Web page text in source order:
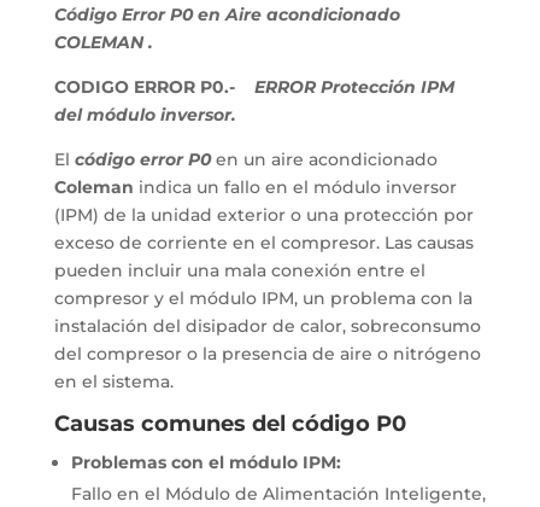
Código Error P0 en Aire acondicionado
COLEMAN .
CODIGO ERROR P0.-
ERROR Protección IPM
del módulo inversor.
El código error P0 en un aire acondicionado
Coleman indica un fallo en el módulo inversor
(IPM) de la unidad exterior o una protección por
exceso de corriente en el compresor. Las causas
pueden incluir una mala conexión entre el
compresor y el módulo IPM, un problema con la
instalación del disipador de calor, sobreconsumo
del compresor o la presencia de aire o nitrógeno
en el sistema.
Causas comunes del código P0
Problemas con el módulo IPM:
Fallo en el Módulo de Alimentación Inteligente,